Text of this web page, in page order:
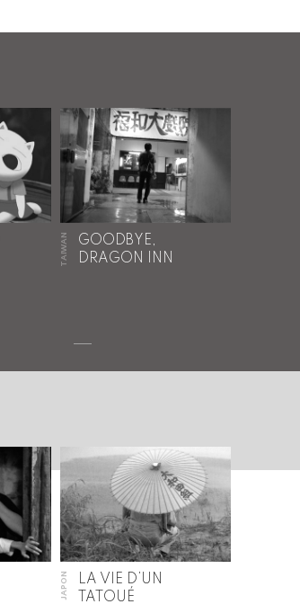
TAIWAN
GOODBYE,
DRAGON INN
JAPON
LA VIE D’UN
TATOUÉ